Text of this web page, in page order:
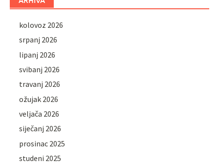
kolovoz 2026
srpanj 2026
lipanj 2026
svibanj 2026
travanj 2026
ožujak 2026
veljača 2026
siječanj 2026
prosinac 2025
studeni 2025